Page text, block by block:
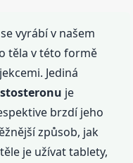
vyrábí v našem
těla v této formě
Jediná
je
brzdí jeho
způsob, jak
je užívat tablety,